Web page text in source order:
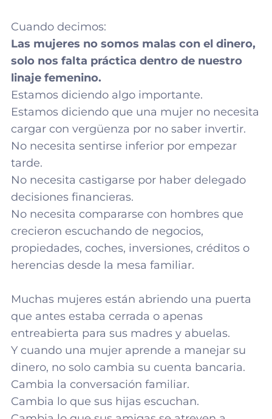
Cuando decimos:
Las mujeres no somos malas con el dinero,
solo nos falta práctica dentro de nuestro
linaje femenino.
Estamos diciendo algo importante.
Estamos diciendo que una mujer no necesita
cargar con vergüenza por no saber invertir.
No necesita sentirse inferior por empezar
tarde.
No necesita castigarse por haber delegado
decisiones financieras.
No necesita compararse con hombres que
crecieron escuchando de negocios,
propiedades, coches, inversiones, créditos o
herencias desde la mesa familiar.
Muchas mujeres están abriendo una puerta
que antes estaba cerrada o apenas
entreabierta para sus madres y abuelas.
Y cuando una mujer aprende a manejar su
dinero, no solo cambia su cuenta bancaria.
Cambia la conversación familiar.
Cambia lo que sus hijas escuchan.